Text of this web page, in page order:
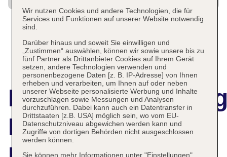
Best Western
Wir nutzen Cookies und andere Technologien, die für
Services und Funktionen auf unserer Website notwendig
sind.
Darüber hinaus und soweit Sie einwilligen und
„Zustimmen“ auswählen, können wir sowie unsere bis zu
fünf Partner als Drittanbieter Cookies auf Ihrem Gerät
setzen, andere Technologien verwenden und
personenbezogene Daten [z. B. IP-Adresse] von Ihnen
erheben und verarbeiten, um Ihnen auf oder neben
unserer Webseite personalisierte Werbung und Inhalte
vorzuschlagen sowie Messungen und Analysen
durchzuführen. Dabei kann auch ein Datentransfer in
Drittstaaten [z.B. USA] möglich sein, wo vom EU-
Datenschutzniveau abgewichen werden kann und
Zugriffe von dortigen Behörden nicht ausgeschlossen
werden können.
Sie können mehr Informationen unter "Einstellungen"